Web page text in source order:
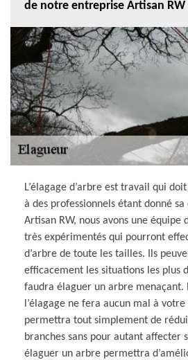
de notre entreprise Artisan RW
L’élagage d’arbre est travail qui
à des professionnels étant donné sa
Artisan RW, nous avons une équipe
très expérimentés qui pourront
d’arbre de toute les tailles. Ils
efficacement les situations les plus
faudra élaguer un arbre menaçant.
l’élagage ne fera aucun mal à votre
permettra tout simplement de
branches sans pour autant affecter
élaguer un arbre permettra